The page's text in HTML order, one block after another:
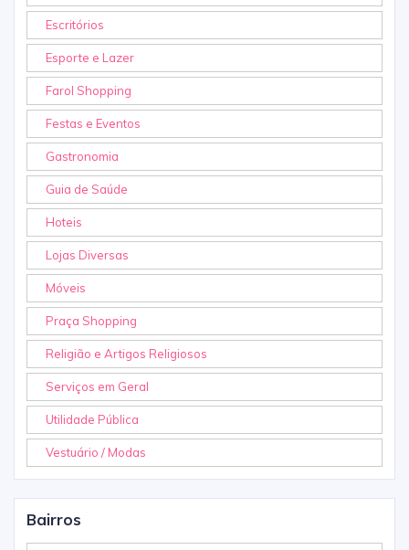
Escritórios
Esporte e Lazer
Farol Shopping
Festas e Eventos
Gastronomia
Guia de Saúde
Hoteis
Lojas Diversas
Móveis
Praça Shopping
Religião e Artigos Religiosos
Serviços em Geral
Utilidade Pública
Vestuário / Modas
Bairros